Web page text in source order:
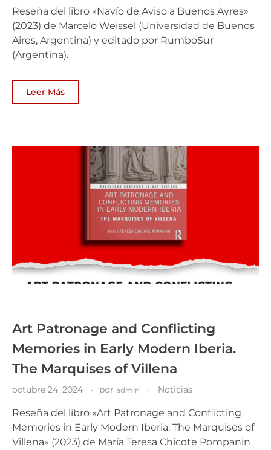
Reseña del libro «Navío de Aviso a Buenos Ayres»
(2023) de Marcelo Weissel (Universidad de Buenos
Aires, Argentina) y editado por RumboSur
(Argentina).
Leer Más
Art Patronage and Conflicting
Memories in Early Modern Iberia.
The Marquises of Villena
octubre 24, 2024 por admin Noticias
Reseña del libro «Art Patronage and Conflicting
Memories in Early Modern Iberia. The Marquises of
Villena» (2023) de María Teresa Chicote Pompanin